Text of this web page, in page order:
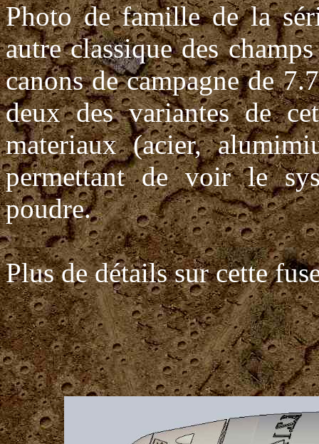
Photo de famille de la
autre classique des
canons de campagne de
deux des variantes de
materiaux (acier,
permettant de voir le
poudre.
Plus de détails sur cette